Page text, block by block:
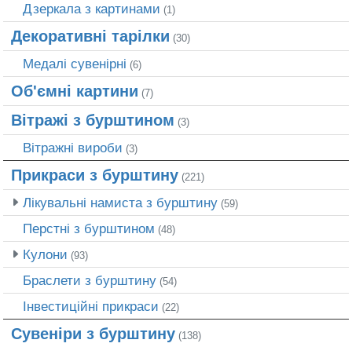
Дзеркала з картинами (1)
Декоративні тарілки (30)
Медалі сувенірні (6)
Об'ємні картини (7)
Вітражі з бурштином (3)
Вітражні вироби (3)
Прикраси з бурштину (221)
Лікувальні намиста з бурштину (59)
Перстні з бурштином (48)
Кулони (93)
Браслети з бурштину (54)
Інвестиційні прикраси (22)
Сувеніри з бурштину (138)